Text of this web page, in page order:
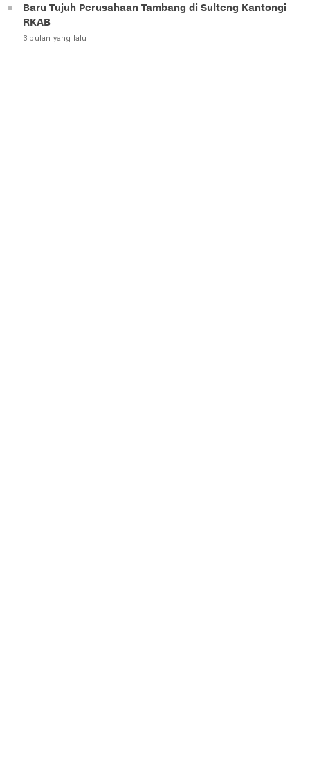
Baru Tujuh Perusahaan Tambang di Sulteng Kantongi
RKAB
3 bulan yang lalu